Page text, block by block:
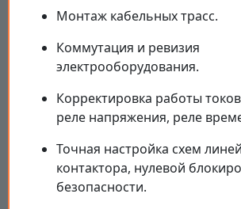
Монтаж кабельных трасс.
Коммутация и ревизия
электрооборудования.
Корректировка работы
реле напряжения, реле
Точная настройка схем
контактора, нулевой
безопасности.